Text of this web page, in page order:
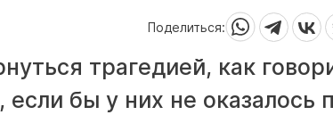
Поделиться:
трагедией, как
бы у них не оказалось